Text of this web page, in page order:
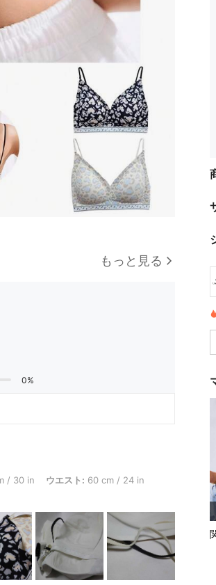
もっと見る
0%
: 60 cm / 24 in, ヒップ: 80 cm / 31 in, カラー: マルチ
/ 30 in ウエスト: 60 cm / 24 in